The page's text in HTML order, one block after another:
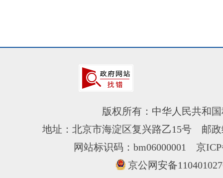
版权所有：中华人民共和
地址：北京市海淀区复兴路乙15号 邮
网站标识码：bm06000001 京
京公网安备